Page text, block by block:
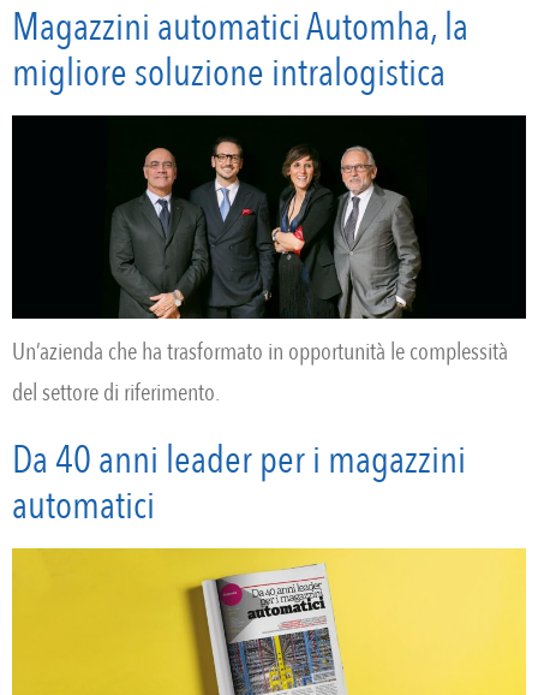
Magazzini automatici Automha, la
migliore soluzione intralogistica
Un’azienda che ha trasformato in opportunità le complessità
del settore di riferimento.
Da 40 anni leader per i magazzini
automatici